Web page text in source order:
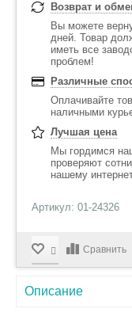
Возврат и
Вы можете
дней. Товар
иметь все
проблем!
Различные
Оплачивайте
наличными
Лучшая цена
Мы гордимся
проверяют
нашему
Артикул: 01-24326
Сравнить
Описание